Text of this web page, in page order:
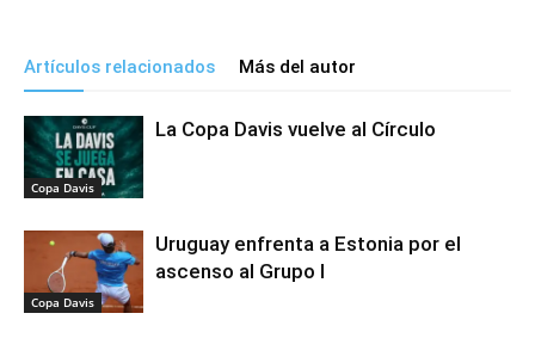
Artículos relacionados Más del autor
Copa Davis
La Copa Davis vuelve al Círculo
Copa Davis
Uruguay enfrenta a Estonia por el
ascenso al Grupo I